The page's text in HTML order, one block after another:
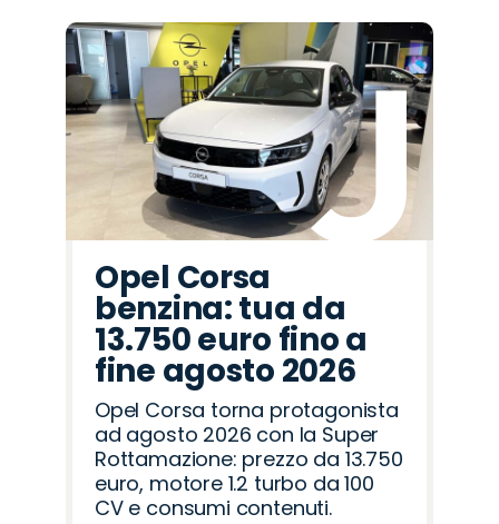
Opel Corsa
benzina: tua da
13.750 euro fino a
fine agosto 2026
Opel Corsa torna protagonista
ad agosto 2026 con la Super
Rottamazione: prezzo da 13.750
euro, motore 1.2 turbo da 100
CV e consumi contenuti.